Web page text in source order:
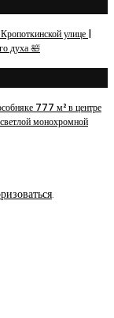
улице |
духа 🛀
777 м² в центре
монохромной
.